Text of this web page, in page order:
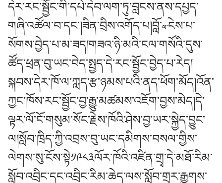
དེར་རང་སྦྱོང་གི་དཔེ་དེབ་ལག་ཏུ་བླངས་ནས་དཔྱད་
གཞི་འཚོལ་བ་དང་།ཟིན་བྲིས་འགོད་པ།བློ་ལ་ངེས་པ་
སོགས་བྱེད་པ་མ་ཟད།གཟའ་ཉི་མའི་ངལ་གསོའི་དུས་
ཚོད་ཕྲན་བུ་ཡང་བེད་སྤྱད་དེ་རང་སྦྱོང་བྱེད་པ་རེད།
སྐབས་དེར་ཁོ་ལ་ཀླད་རྩ་ཉམས་པའི་ནད་ཕོག་མོད།འོན་
ཀྱང་ཁོས་རང་སྦྱོང་བྱ་རྒྱུ་མཚམས་འཇོག་བྱས་མེད།དེ་
ལྟར་ལོ་ངོ་གསུམ་སོང་རྗེས་ཁོའི་ཤེས་བྱ་ཡར་སྐྱེད་བྱུང་
ལ།སློབ་ཁྲིད་ཀྱི་འབྲས་བུ་ཡང་དམིགས་བསལ་གྱིས་
ལེགས་སུ་ངོས་སྟེ༡༩༨༣ལོར་ཁོའི་འཛིན་གྲྭ་དེ་མཐོ་རིམ་
སློབ་འབྲིང་དང་འབྲིང་རིམ་ཆེད་ལས་སློབ་གྲྭར་རྒྱུགས་